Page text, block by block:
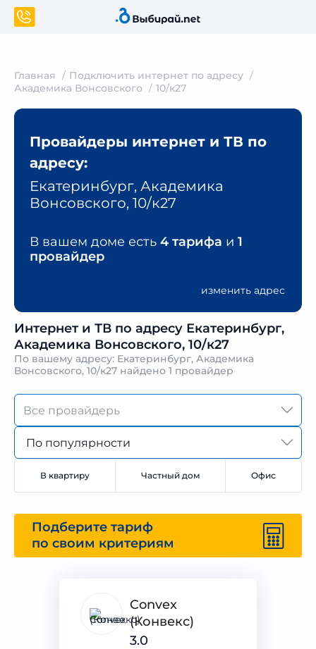
Главная
Подключить интернет по адресу
Академика Вонсовского
10/к27
изменить адрес
Провайдеры интернет и ТВ по
адресу:
Екатеринбург, Академика
Вонсовского, 10/к27
В вашем доме есть 4 тарифа и 1
провайдер
Интернет и ТВ по адресу Екатеринбург,
Академика Вонсовского, 10/к27
По вашему адресу: Екатеринбург, Академика
Вонсовского, 10/к27 найдено 1 провайдер
По популярности
В квартиру Частный дом Офис
Подберите тариф
по своим критериям
Convex
(Конвекс)
3.0